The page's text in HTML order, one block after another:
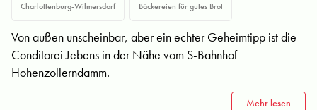
Charlottenburg-Wilmersdorf Bäckereien für gutes Brot
Von außen unscheinbar, aber ein echter Geheimtipp ist die
Conditorei Jebens in der Nähe vom S-Bahnhof
Hohenzollerndamm.
Mehr lesen